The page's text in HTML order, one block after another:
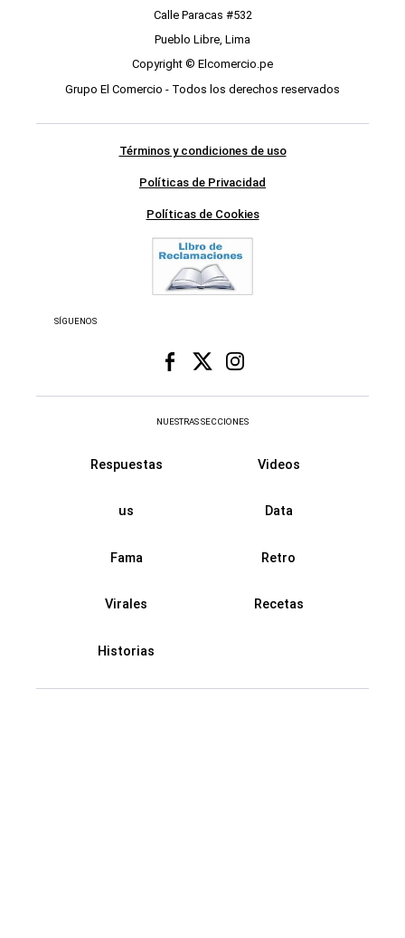
Calle Paracas #532
Pueblo Libre, Lima
Copyright © Elcomercio.pe
Grupo El Comercio - Todos los derechos reservados
Términos y condiciones de uso
Políticas de Privacidad
Políticas de Cookies
SÍGUENOS
NUESTRAS SECCIONES
Respuestas Videos
us Data
Fama Retro
Virales Recetas
Historias